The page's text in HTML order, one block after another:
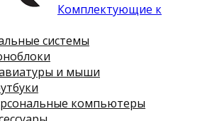
Комплектующие к
системы
и мыши
компьютеры